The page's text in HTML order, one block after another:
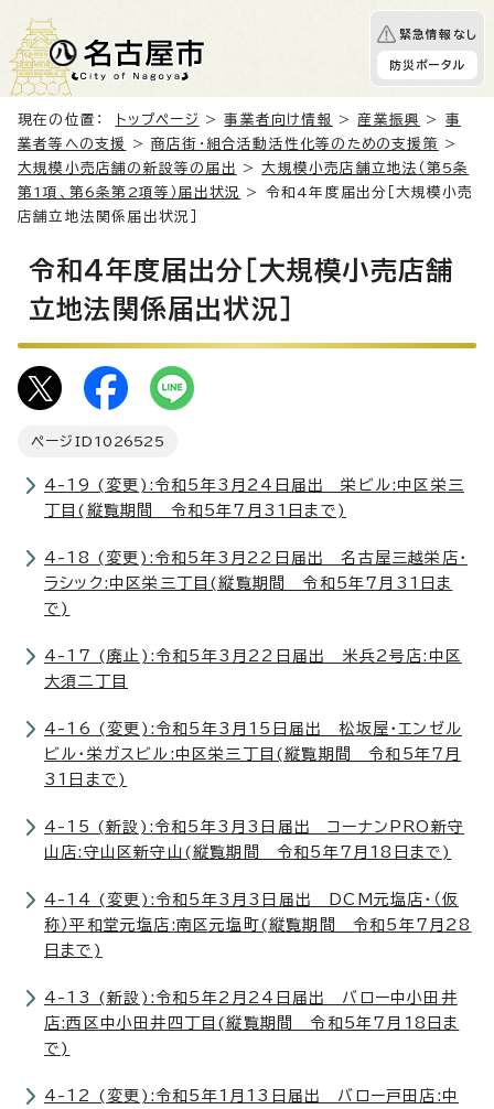
緊急情報なし
防災ポータル
現在の位置： トップページ >事業者向け情報 > 産業振興 > 事
業者等への支援
>商店街・組合活動活性化等のための支援策
>
大規模小売店舗の新設等の届出
>大規模小売店舗立地法（第5条
第1項、第6条第2項等）届出状況
> 令和4年度届出分［大規模小売
店舗立地法関係届出状況］
令和4年度届出分［大規模小売店舗
立地法関係届出状況］
ページID 1026525
4-19 (変更):令和5年3月24日届出 栄ビル:中区栄三
丁目(縦覧期間 令和5年7月31日まで)
4-18 (変更):令和5年3月22日届出 名古屋三越栄店・
ラシック:中区栄三丁目(縦覧期間 令和5年7月31日ま
で)
4-17 (廃止):令和5年3月22日届出 米兵2号店:中区
大須二丁目
4-16 (変更):令和5年3月15日届出 松坂屋・エンゼル
ビル・栄ガスビル:中区栄三丁目(縦覧期間 令和5年7月
31日まで)
4-15 (新設):令和5年3月3日届出 コーナンPRO新守
山店:守山区新守山(縦覧期間 令和5年7月18日まで)
4-14 (変更):令和5年3月3日届出 DCM元塩店・（仮
称）平和堂元塩店:南区元塩町(縦覧期間 令和5年7月28
日まで)
4-13 (新設):令和5年2月24日届出 バロー中小田井
店:西区中小田井四丁目(縦覧期間 令和5年7月18日ま
で)
4-12 (変更):令和5年1月13日届出 バロー戸田店:中